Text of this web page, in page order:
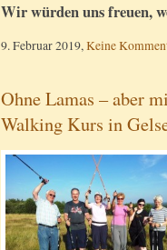
Wir würden uns freuen,
9. Februar 2019,Keine
Ohne Lamas – aber
Walking Kurs in